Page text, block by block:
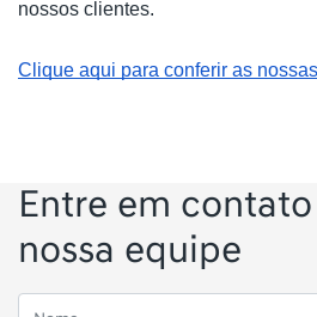
nossos clientes.
Clique aqui para conferir as
Entre em
nossa equipe